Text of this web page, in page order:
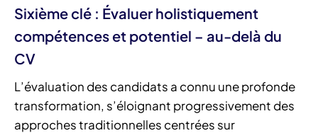
Sixième clé : Évaluer holistiquement
compétences et potentiel – au-delà du
CV
L’évaluation des candidats a connu une profonde
transformation, s’éloignant progressivement des
approches traditionnelles centrées sur